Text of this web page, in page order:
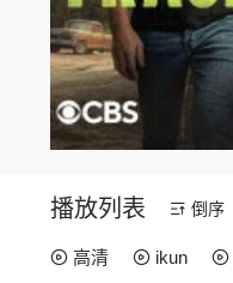
播放列表 倒序
高清 ikun